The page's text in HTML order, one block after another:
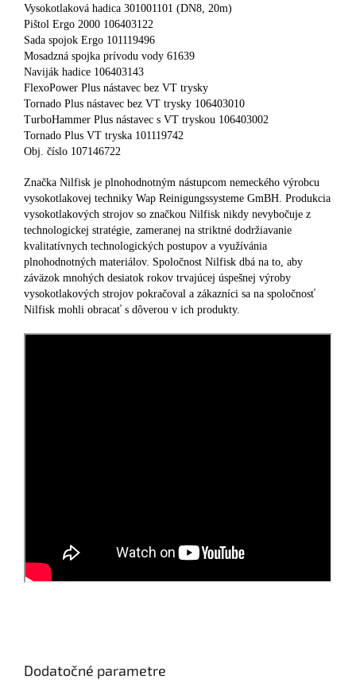
Vysokotlaková hadica 301001101 (DN8, 20m)
Pištol Ergo 2000 106403122
Sada spojok Ergo 101119496
Mosadzná spojka prívodu vody 61639
Naviják hadice 106403143
FlexoPower Plus nástavec bez VT trysky
Tornado Plus nástavec bez VT trysky 106403010
TurboHammer Plus nástavec s VT tryskou 106403002
Tornado Plus VT tryska 101119742
Obj. číslo 107146722
Značka Nilfisk je plnohodnotným nástupcom nemeckého výrobcu
vysokotlakovej techniky Wap Reinigungssysteme GmBH. Produkcia
vysokotlakových strojov so značkou Nilfisk nikdy nevybočuje z
technologickej stratégie, zameranej na striktné dodržiavanie
kvalitatívnych technologických postupov a využívánia
plnohodnotných materiálov. Spoločnost Nilfisk dbá na to, aby
záväzok mnohých desiatok rokov trvajúcej úspešnej výroby
vysokotlakových strojov pokračoval a zákazníci sa na spoločnosť
Nilfisk mohli obracať s dôverou v ich produkty.
Dodatočné parametre